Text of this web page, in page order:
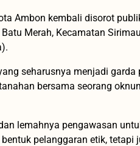
Ambon kembali disorot
Merah, Kecamatan
seharusnya menjadi
bersama seorang
lemahnya pengawasan
pelanggaran etik,